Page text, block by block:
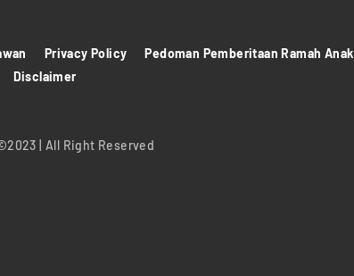
Privacy Policy Pedoman Pemberitaan Ramah Anak
Disclaimer
| All Right Reserved